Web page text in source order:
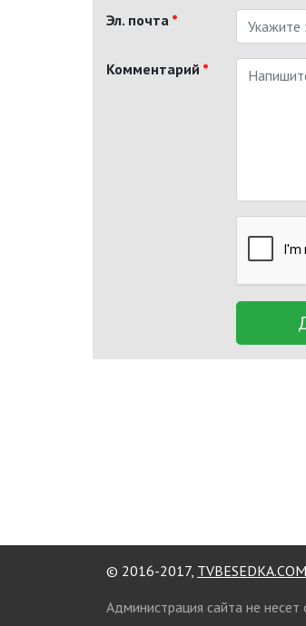
Эл. почта *
Комментарий *
© 2016-2017,
Администрация сайта не несет